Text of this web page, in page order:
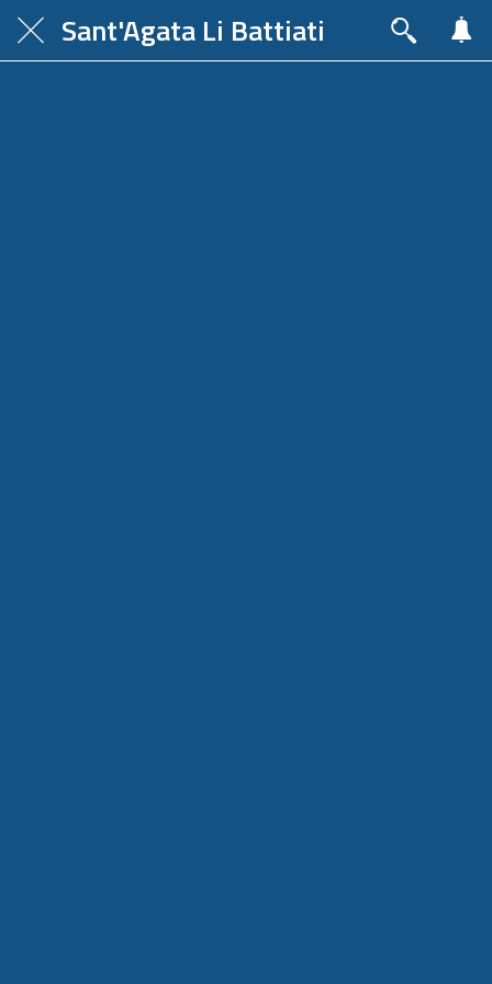
Sant'Agata Li Battiati